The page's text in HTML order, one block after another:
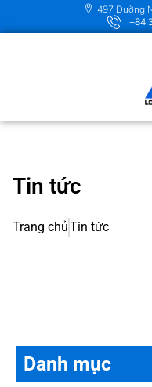
497 Đường
+84
Tin tức
Trang chủTin tức
Danh mục